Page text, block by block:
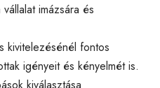
imázsára és
kivitelezésénél fontos
igényeit és kényelmét is.
kiválasztása